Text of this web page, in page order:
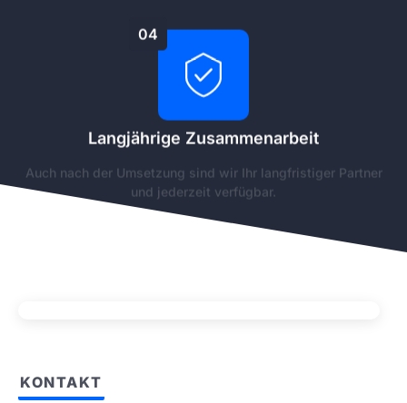
04
Langjährige Zusammenarbeit
Auch nach der Umsetzung sind wir Ihr langfristiger Partner
und jederzeit verfügbar.
KONTAKT